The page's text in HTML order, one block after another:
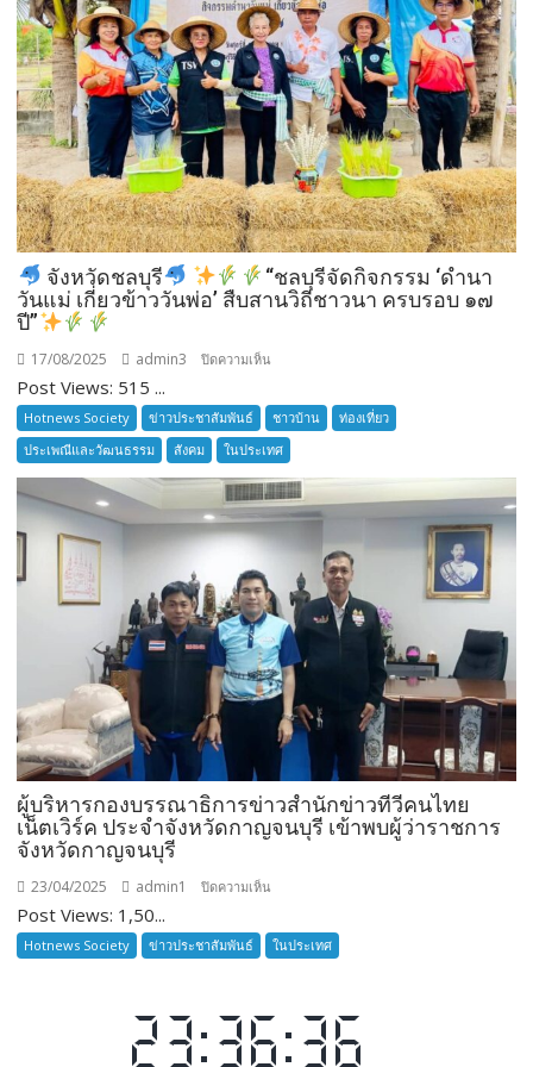
จังหวัดชลบุรี
“ชลบุรีจัดกิจกรรม ‘ดำนา
วันแม่ เกี่ยวข้าววันพ่อ’ สืบสานวิถีชาวนา ครบรอบ ๑๗
ปี”
17/08/2025 admin3 ปิดความเห็น
จังหวัด
ชลบุรี
“ชลบุรี
จัด
กิจกรรม
‘ดำนา
วัน
แม่
เกี่ยว
ข้าว
วัน
พ่อ’
ครบ
รอบ
ปี”
Post Views: 515 ...
Hotnews Society ข่าวประชาสัมพันธ์ ชาวบ้าน
ท่องเที่ยว
ประเพณีและวัฒนธรรม
สังคม ในประเทศ
ผู้บริหารกองบรรณาธิการข่าวสำนักข่าวทีวีคนไทย
เน็ตเวิร์ค ประจำจังหวัดกาญจนบุรี เข้าพบผู้ว่าราชการ
จังหวัดกาญจนบุรี
23/04/2025 admin1 ปิดความเห็น
บริหาร
กอง
ข่าว
สำนัก
Post Views: 1,50...
Hotnews Society ข่าวประชาสัมพันธ์ ในประเทศ